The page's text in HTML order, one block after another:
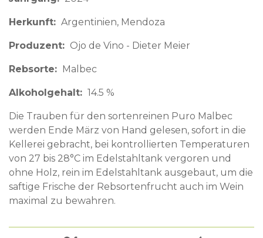
Herkunft Argentinien Mendoza
Produzent Ojo de Vino - Dieter Meier
Rebsorte Malbec
Alkoholgehalt 14.5 %
Die Trauben für den sortenreinen Puro Malbec
werden Ende März von Hand gelesen, sofort in die
Kellerei gebracht, bei kontrollierten Temperaturen
von 27 bis 28°C im Edelstahltank vergoren und
ohne Holz, rein im Edelstahltank ausgebaut, um die
saftige Frische der Rebsortenfrucht auch im Wein
maximal zu bewahren.